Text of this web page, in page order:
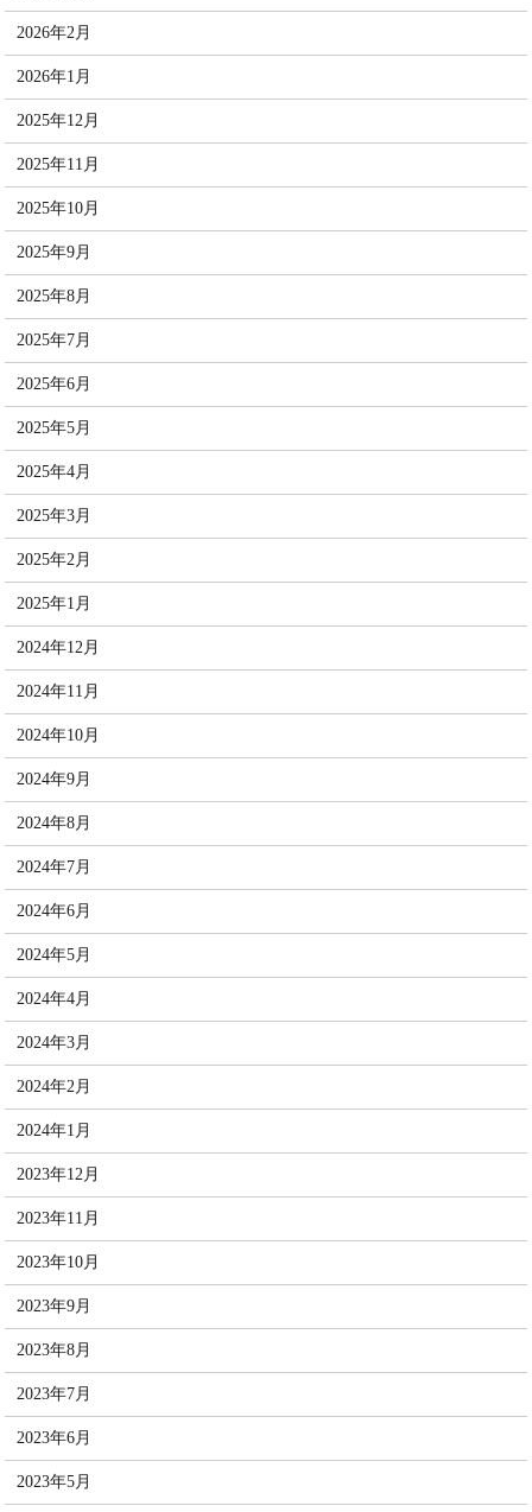
2026年2月
2026年1月
2025年12月
2025年11月
2025年10月
2025年9月
2025年8月
2025年7月
2025年6月
2025年5月
2025年4月
2025年3月
2025年2月
2025年1月
2024年12月
2024年11月
2024年10月
2024年9月
2024年8月
2024年7月
2024年6月
2024年5月
2024年4月
2024年3月
2024年2月
2024年1月
2023年12月
2023年11月
2023年10月
2023年9月
2023年8月
2023年7月
2023年6月
2023年5月